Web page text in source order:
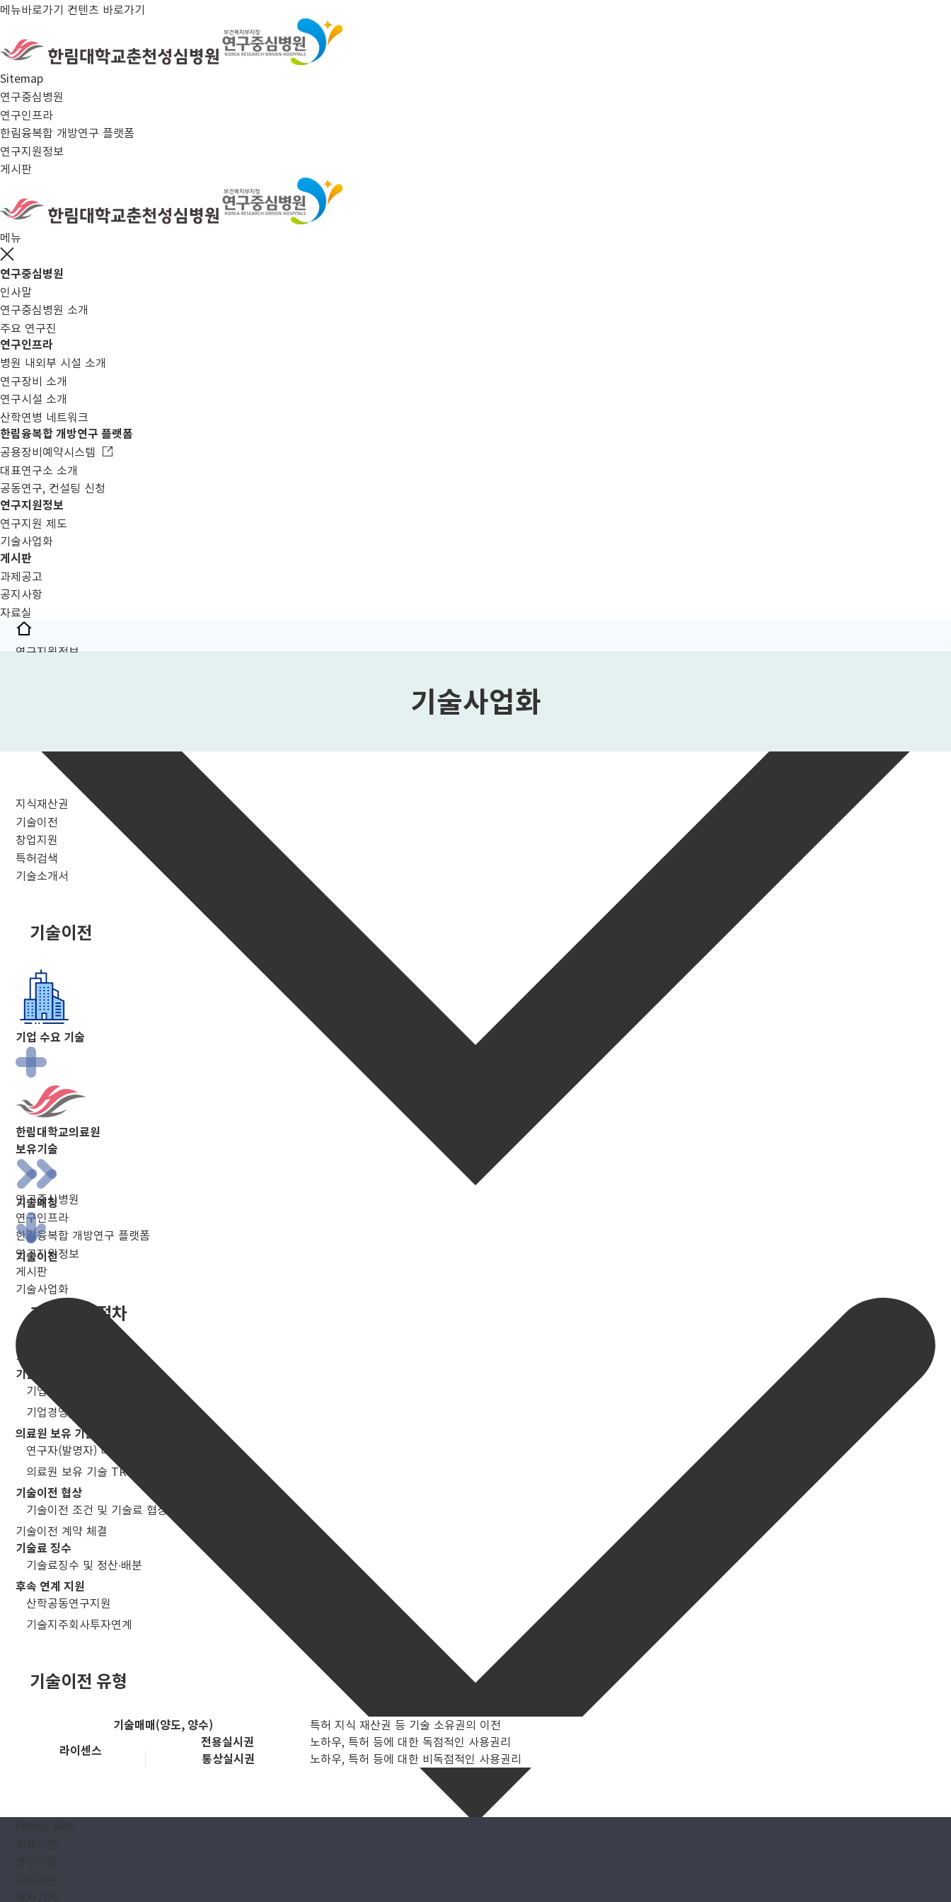
메뉴바로가기
컨텐츠 바로가기
한림대학교춘천성심병원 - 연구중심병원
Sitemap
연구중심병원
연구인프라
한림융복합 개방연구 플랫폼
연구지원정보
게시판
연구지원 통합 플랫폼
메뉴
연구중심병원
인사말
연구중심병원 소개
주요 연구진
연구인프라
병원 내외부 시설 소개
연구장비 소개
연구시설 소개
산학연병 네트워크
한림융복합 개방연구 플랫폼
공용장비예약시스템
대표연구소 소개
공동연구, 컨설팅 신청
연구지원정보
연구지원 제도
기술사업화
게시판
과제공고
공지사항
자료실
연구지원정보
연구중심병원
연구인프라
한림융복합 개방연구 플랫폼
연구지원정보
게시판
기술사업화
기술사업화
지식재산권
기술이전
창업지원
특허검색
기술소개서
기술이전
기업 수요 기술
한림대학교의료원
보유기술
기술매칭
기술이전
기술이전 절차
기업 수요 파악
기술 상담
기업수요 기술 분석
기업경영/기술역량 분석
의료원 보유 기술 매칭
연구자(발명자) 미팅
의료원 보유 기술 TRL 확인
기술이전 협상
기술이전 조건 및 기술료 협상
기술이전 계약 체결
기술료 징수
기술료징수 및 정산∙배분
후속 연계 지원
산학공동연구지원
기술지주회사투자연계
기술이전 유형
기술매매(양도, 양수) 특허 지식 재산권 등 기술 소유권의 이전
라이센스
전용실시권
노하우, 특허 등에 대한 독점적인 사용권리
통상실시권
노하우, 특허 등에 대한 비독점적인 사용권리